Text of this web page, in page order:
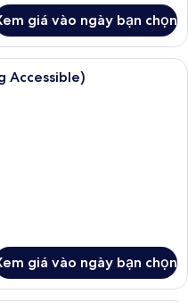
giá vào ngày bạn chọn
khu vực làm việc phù hợp cho
Accessible)
giá vào ngày bạn chọn